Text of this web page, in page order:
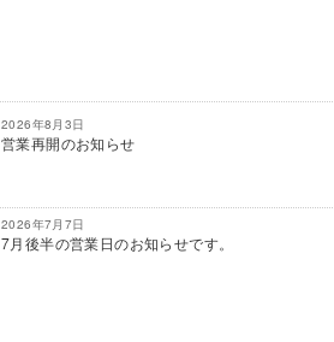
2026年8月3日
営業再開のお知らせ
2026年7月7日
7月後半の営業日のお知らせです。